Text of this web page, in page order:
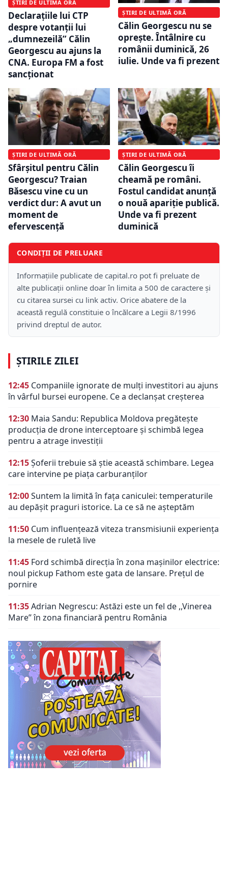
ȘTIRI DE ULTIMĂ ORĂ
Declarațiile lui CTP
despre votanții lui
„dumnezeilă” Călin
Georgescu au ajuns la
CNA. Europa FM a fost
sancționat
ȘTIRI DE ULTIMĂ ORĂ
Călin Georgescu nu se
oprește. Întâlnire cu
românii duminică, 26
iulie. Unde va fi prezent
ȘTIRI DE ULTIMĂ ORĂ
Sfârșitul pentru Călin
Georgescu? Traian
Băsescu vine cu un
verdict dur: A avut un
moment de
efervescență
ȘTIRI DE ULTIMĂ ORĂ
Călin Georgescu îi
cheamă pe români.
Fostul candidat anunță
o nouă apariție publică.
Unde va fi prezent
duminică
CONDIȚII DE PRELUARE
Informațiile publicate de capital.ro pot fi preluate de
alte publicații online doar în limita a 500 de caractere și
cu citarea sursei cu link activ. Orice abatere de la
această regulă constituie o încălcare a Legii 8/1996
privind dreptul de autor.
ȘTIRILE ZILEI
12:45 Companiile ignorate de mulți investitori au ajuns
în vârful bursei europene. Ce a declanșat creșterea
12:30 Maia Sandu: Republica Moldova pregătește
producția de drone interceptoare și schimbă legea
pentru a atrage investiții
12:15Șoferii trebuie să știe această schimbare. Legea
care intervine pe piața carburanților
12:00Suntem la limită în fața caniculei: temperaturile
au depășit praguri istorice. La ce să ne așteptăm
11:50 Cum influențează viteza transmisiunii experiența
la mesele de ruletă live
11:45 Ford schimbă direcția în zona mașinilor electrice:
noul pickup Fathom este gata de lansare. Prețul de
pornire
11:35Adrian Negrescu: Astăzi este un fel de ,,Vinerea
Mare’’ în zona financiară pentru România